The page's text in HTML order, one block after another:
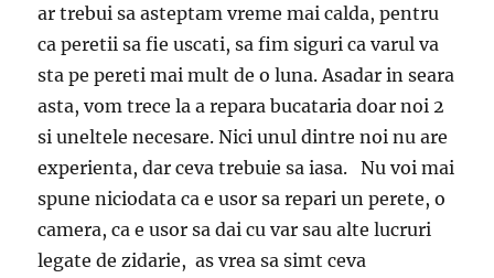
ar trebui sa asteptam vreme mai calda, pentru
ca peretii sa fie uscati, sa fim siguri ca varul va
sta pe pereti mai mult de o luna. Asadar in seara
asta, vom trece la a repara bucataria doar noi 2
si uneltele necesare. Nici unul dintre noi nu are
experienta, dar ceva trebuie sa iasa. Nu voi mai
spune niciodata ca e usor sa repari un perete, o
camera, ca e usor sa dai cu var sau alte lucruri
legate de zidarie, as vrea sa simt ceva